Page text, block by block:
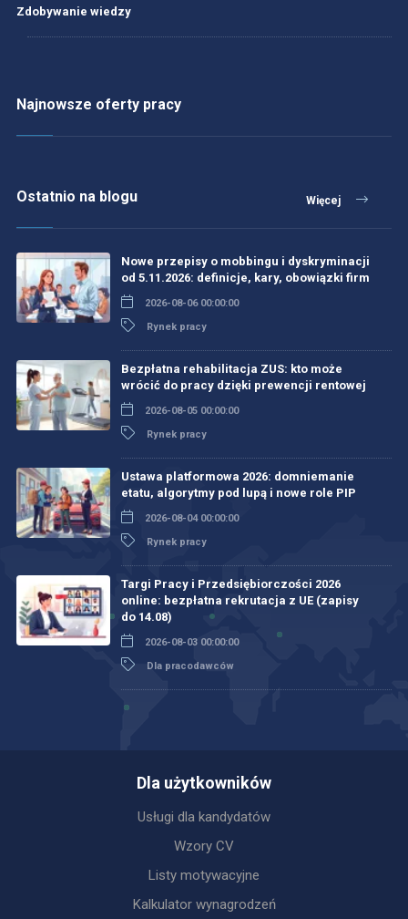
Zdobywanie wiedzy
Najnowsze oferty pracy
Ostatnio na blogu Więcej
Nowe przepisy o mobbingu i dyskryminacji
od 5.11.2026: definicje, kary, obowiązki firm
2026-08-06 00:00:00
Rynek pracy
Bezpłatna rehabilitacja ZUS: kto może
wrócić do pracy dzięki prewencji rentowej
2026-08-05 00:00:00
Rynek pracy
Ustawa platformowa 2026: domniemanie
etatu, algorytmy pod lupą i nowe role PIP
2026-08-04 00:00:00
Rynek pracy
Targi Pracy i Przedsiębiorczości 2026
online: bezpłatna rekrutacja z UE (zapisy
do 14.08)
2026-08-03 00:00:00
Dla pracodawców
Dla użytkowników
Usługi dla kandydatów
Wzory CV
Listy motywacyjne
Kalkulator wynagrodzeń